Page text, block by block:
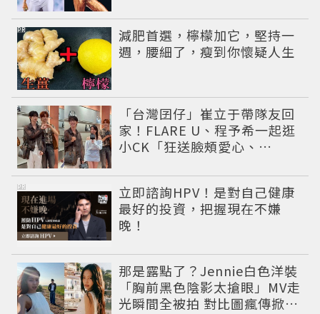
減肥首選，檸檬加它，堅持一
週，腰細了，瘦到你懷疑人生
PR
「台灣囝仔」崔立于帶隊友回
家！FLARE U、程予希一起逛
小CK「狂送臉頰愛心、
名單
立即諮詢HPV！是對自己健康
最好的投資，把握現在不嫌
晚！
PR
那是露點了？Jennie白色洋裝
「胸前黑色陰影太搶眼」MV走
光瞬間全被拍 對比圖瘋傳掀論